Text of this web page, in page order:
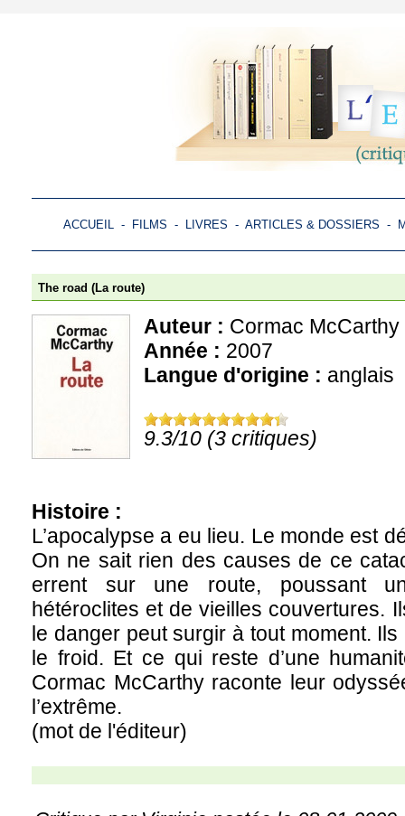
ACCUEIL - FILMS - LIVRES - ARTICLES & DOSSIERS -
The road (La route)
Auteur : Cormac McCarthy
Année : 2007
Langue d'origine : anglais
9.3/10 (3 critiques)
Histoire :
L’apocalypse a eu lieu. Le monde est
On ne sait rien des causes de ce
errent sur une route, poussant
hétéroclites et de vieilles couvertures.
le danger peut surgir à tout moment.
le froid. Et ce qui reste d’une
Cormac McCarthy raconte leur
l’extrême.
(mot de l'éditeur)